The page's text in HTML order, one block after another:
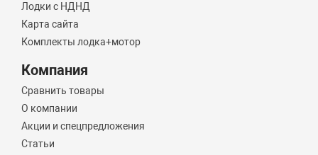
Лодки с НДНД
Карта сайта
Комплекты лодка+мотор
Компания
Сравнить товары
О компании
Акции и спецпредложения
Статьи